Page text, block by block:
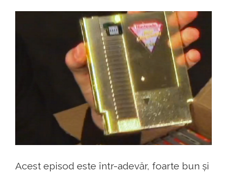
Acest episod este într-adevăr, foarte bun și